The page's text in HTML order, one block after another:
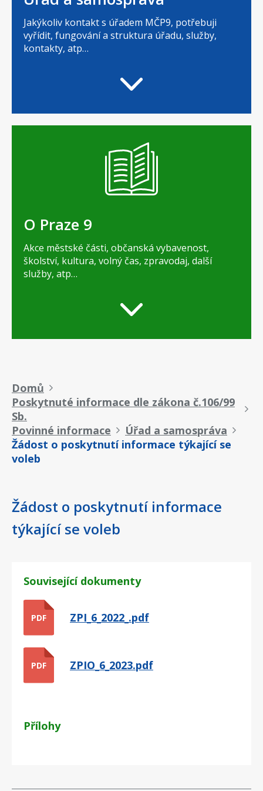
Jakýkoliv kontakt s úřadem MČP9, potřebuji
vyřídit, fungování a struktura úřadu, služby,
kontakty, atp…
O Praze 9
Akce městské části, občanská vybavenost,
školství, kultura, volný čas, zpravodaj, další
služby, atp…
Drobečková
navigace
Domů
Poskytnuté informace dle zákona č.106/99
Sb.
Povinné informace
Úřad a samospráva
Žádost o poskytnutí informace týkající se
voleb
Žádost o poskytnutí informace
týkající se voleb
Související dokumenty
PDF ZPI_6_2022_.pdf
PDF ZPIO_6_2023.pdf
Přílohy